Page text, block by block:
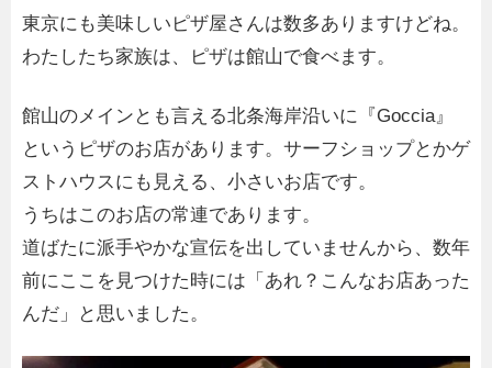
東京にも美味しいピザ屋さんは数多ありますけどね。
わたしたち家族は、ピザは館山で食べます。
館山のメインとも言える北条海岸沿いに『Goccia』
というピザのお店があります。サーフショップとかゲ
ストハウスにも見える、小さいお店です。
うちはこのお店の常連であります。
道ばたに派手やかな宣伝を出していませんから、数年
前にここを見つけた時には「あれ？こんなお店あった
んだ」と思いました。